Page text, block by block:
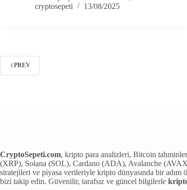
cryptosepeti
13/08/2025
PREV
CryptoSepeti.com, kripto para analizleri, Bitcoin
(XRP), Solana (SOL), Cardano (ADA), Avalanche
stratejileri ve piyasa verileriyle kripto dünyasında bir adım
bizi takip edin. Güvenilir, tarafsız ve güncel bilgilerle